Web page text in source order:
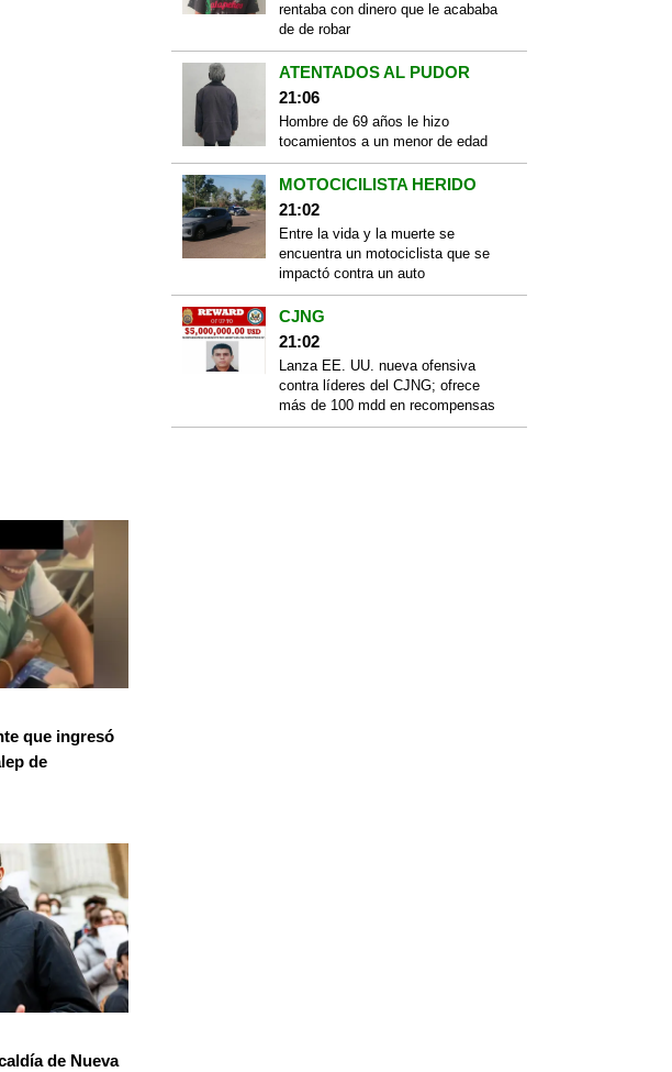
rentaba con dinero que le acababa
de de robar
ATENTADOS AL PUDOR
21:06
Hombre de 69 años le hizo
tocamientos a un menor de edad
MOTOCICILISTA HERIDO
21:02
Entre la vida y la muerte se
encuentra un motociclista que se
impactó contra un auto
CJNG
21:02
Lanza EE. UU. nueva ofensiva
contra líderes del CJNG; ofrece
más de 100 mdd en recompensas
que ingresó
de
de Nueva